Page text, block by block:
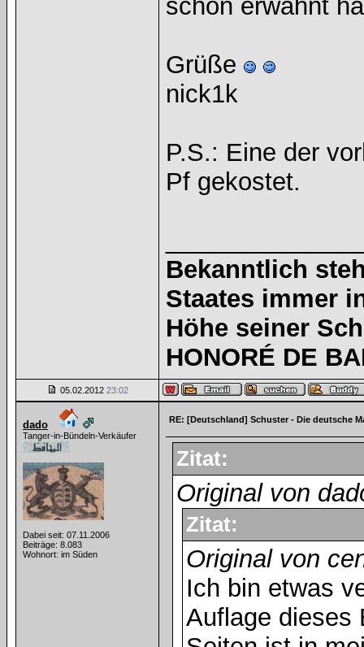
schon erwähnt
Grüße
nick1k
P.S.: Eine der
Pf gekostet.
Bekanntlich
Staates immer
Höhe seiner
HONORÉ DE
05.02.2012 23:02
dado
Tanger-in-Bündeln-Verkäufer
Dabei seit: 07.11.2006
Beiträge: 8.083
Wohnort: im Süden
RE: [Deutschland] Schuster - Die deutsche
Zitat:
Original von
Zitat:
Original von
Ich bin etwas
Auflage dieses